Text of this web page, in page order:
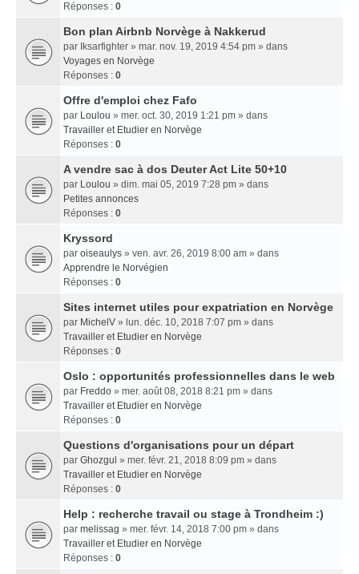
Réponses : 0
Bon plan Airbnb Norvège à Nakkerud
par Iksarfighter » mar. nov. 19, 2019 4:54 pm » dans
Voyages en Norvège
Réponses : 0
Offre d'emploi chez Fafo
par Loulou » mer. oct. 30, 2019 1:21 pm » dans
Travailler et Etudier en Norvège
Réponses : 0
A vendre sac à dos Deuter Act Lite 50+10
par Loulou » dim. mai 05, 2019 7:28 pm » dans
Petites annonces
Réponses : 0
Kryssord
par oiseaulys » ven. avr. 26, 2019 8:00 am » dans
Apprendre le Norvégien
Réponses : 0
Sites internet utiles pour expatriation en Norvège
par MichelV » lun. déc. 10, 2018 7:07 pm » dans
Travailler et Etudier en Norvège
Réponses : 0
Oslo : opportunités professionnelles dans le web
par Freddo » mer. août 08, 2018 8:21 pm » dans
Travailler et Etudier en Norvège
Réponses : 0
Questions d'organisations pour un départ
par Ghozgul » mer. févr. 21, 2018 8:09 pm » dans
Travailler et Etudier en Norvège
Réponses : 0
Help : recherche travail ou stage à Trondheim :)
par melissag » mer. févr. 14, 2018 7:00 pm » dans
Travailler et Etudier en Norvège
Réponses : 0